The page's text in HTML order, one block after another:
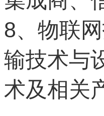
8、物联
输技术与
术及相关